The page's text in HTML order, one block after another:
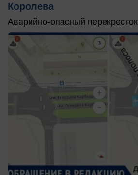
Королева
Аварийно-опасный перекресток